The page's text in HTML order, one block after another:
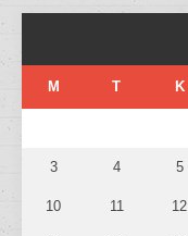
M T K
3 4 5
10 11 12